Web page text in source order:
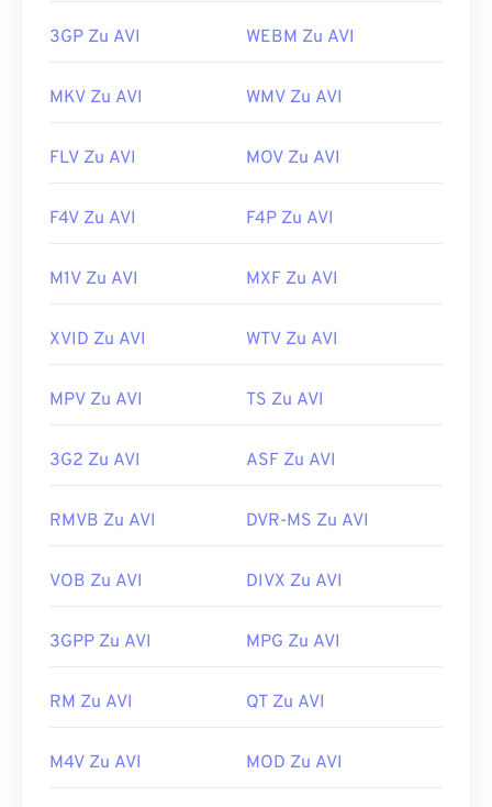
3GP Zu AVI WEBM Zu AVI
MKV Zu AVI WMV Zu AVI
FLV Zu AVI MOV Zu AVI
F4V Zu AVI F4P Zu AVI
M1V Zu AVI MXF Zu AVI
XVID Zu AVI WTV Zu AVI
MPV Zu AVI TS Zu AVI
3G2 Zu AVI ASF Zu AVI
RMVB Zu AVI DVR-MS Zu AVI
VOB Zu AVI DIVX Zu AVI
3GPP Zu AVI MPG Zu AVI
RM Zu AVI QT Zu AVI
M4V Zu AVI MOD Zu AVI